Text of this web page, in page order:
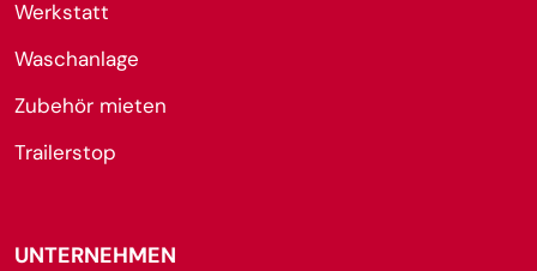
Werkstatt
Waschanlage
Zubehör mieten
Trailerstop
UNTERNEHMEN